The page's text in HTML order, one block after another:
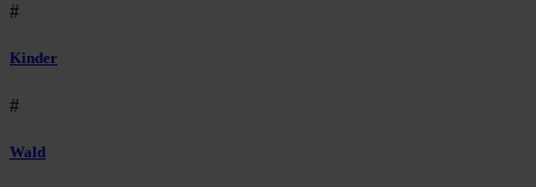
#
Kinder
#
Wald